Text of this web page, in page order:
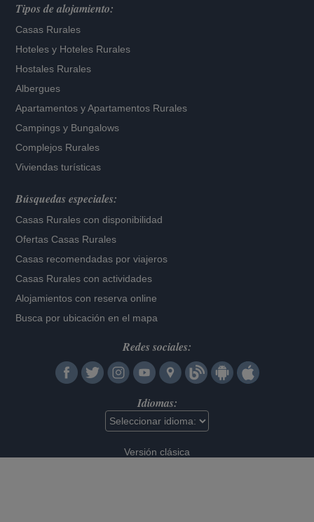
Tipos de alojamiento:
Casas Rurales
Hoteles y Hoteles Rurales
Hostales Rurales
Albergues
Apartamentos yApartamentos Rurales
Campings y Bungalows
Complejos Rurales
Viviendas turísticas
Búsquedas especiales:
Casas Rurales con disponibilidad
Ofertas Casas Rurales
Casas recomendadas por viajeros
Casas Rurales con actividades
Alojamientos con reserva online
Busca por ubicación en el mapa
Redes sociales:
Idiomas:
Versión clásica